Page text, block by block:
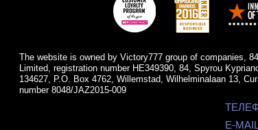
The website is owned by Victory777 group of companies,
Limited, registration number HE349390, 84, Spyrou
134627, P.O. Box 4762, Willemstad, Wilhelminalaan 13,
number 8048/JAZ2015-009
E-